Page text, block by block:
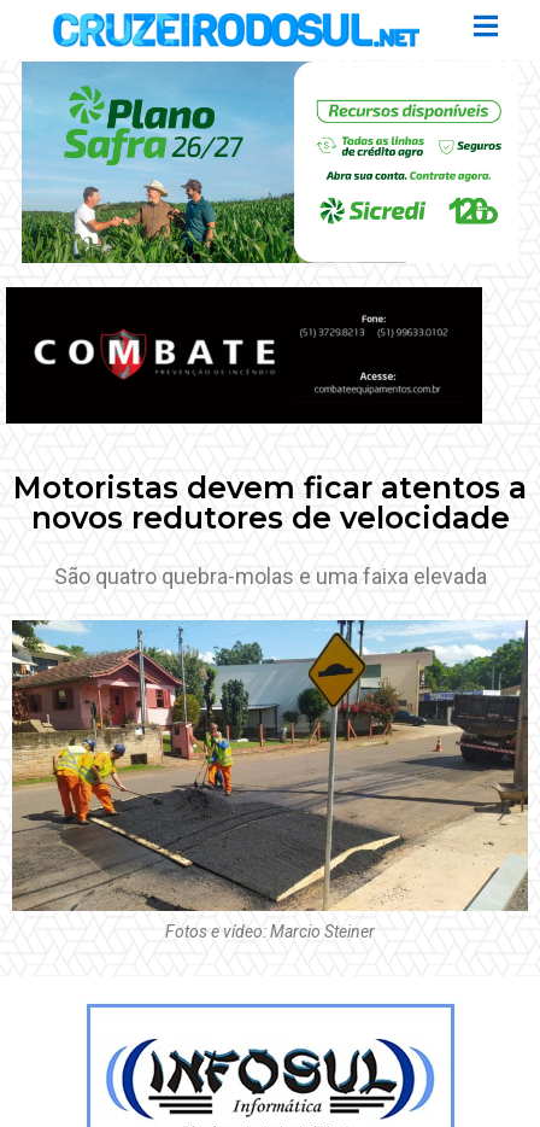
Motoristas devem ficar atentos a
novos redutores de velocidade
São quatro quebra-molas e uma faixa elevada
Fotos e vídeo: Marcio Steiner